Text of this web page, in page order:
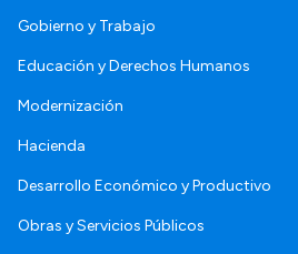
Gobierno y Trabajo
Educación y Derechos Humanos
Modernización
Hacienda
Desarrollo Económico y Productivo
Obras y Servicios Públicos